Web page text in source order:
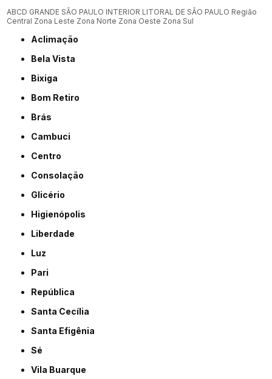
ABCD GRANDE SÃO PAULO INTERIOR LITORAL DE SÃO PAULO Região
Central Zona Leste Zona Norte Zona Oeste Zona Sul
Aclimação
Bela Vista
Bixiga
Bom Retiro
Brás
Cambuci
Centro
Consolação
Glicério
Higienópolis
Liberdade
Luz
Pari
República
Santa Cecília
Santa Efigênia
Sé
Vila Buarque